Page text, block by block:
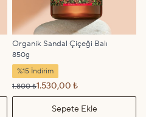
Organik Sandal Çiçeği Balı
850g
%15 İndirim
1.800 ₺1.530,00 ₺
Sepete Ekle